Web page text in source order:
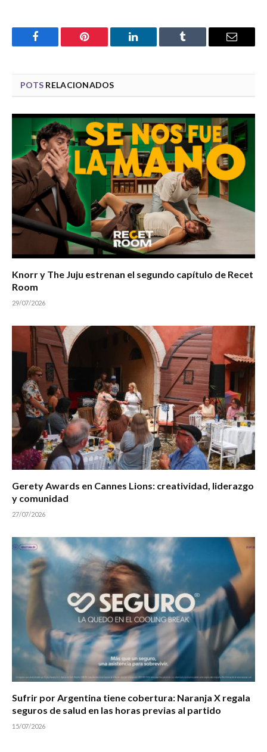
Facebook Pinterest LinkedIn Tumblr Email
POTS RELACIONADOS
Knorr y The Juju estrenan el segundo capítulo de Recet
Room
29/07/2026
Gerety Awards en Cannes Lions: creatividad, liderazgo
y comunidad
27/07/2026
Sufrir por Argentina tiene cobertura: Naranja X regala
seguros de salud en las horas previas al partido
15/07/2026